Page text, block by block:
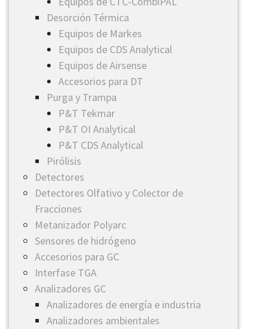
Desorción Térmica
Equipos de Markes
Equipos de CDS Analytical
Equipos de Airsense
Accesorios para DT
Purga y Trampa
P&T Tekmar
P&T OI Analytical
P&T CDS Analytical
Pirólisis
Detectores
Detectores Olfativo y Colector de
Fracciones
Metanizador Polyarc
​Sensores de hidrógeno
Accesorios para GC
Interfase TGA
Analizadores GC
​Analizadores de energía e industria
​Analizadores ambientales